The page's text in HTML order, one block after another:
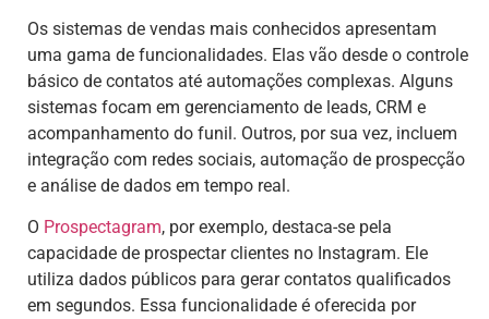
Os sistemas de vendas mais conhecidos apresentam
uma gama de funcionalidades. Elas vão desde o controle
básico de contatos até automações complexas. Alguns
sistemas focam em gerenciamento de leads, CRM e
acompanhamento do funil. Outros, por sua vez, incluem
integração com redes sociais, automação de prospecção
e análise de dados em tempo real.
O Prospectagram, por exemplo, destaca-se pela
capacidade de prospectar clientes no Instagram. Ele
utiliza dados públicos para gerar contatos qualificados
em segundos. Essa funcionalidade é oferecida por